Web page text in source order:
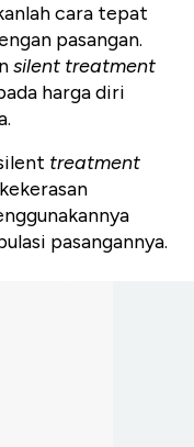
cara tepat
pasangan.
silent treatment
harga diri
treatment
pasangannya.